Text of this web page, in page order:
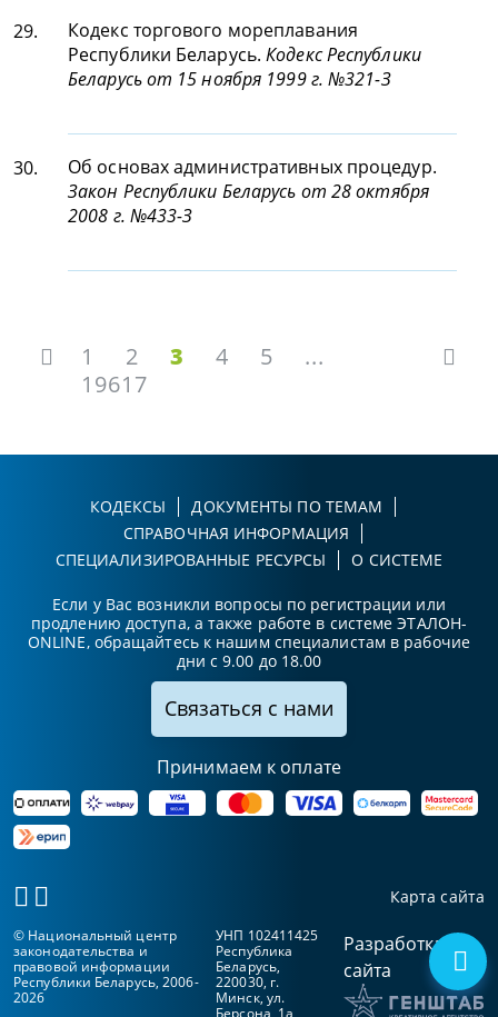
29.
Кодекс торгового мореплавания
Республики Беларусь.Кодекс Республики
Беларусь от 15 ноября 1999 г. №321-З
30.
Об основах административных процедур.
Закон Республики Беларусь от 28 октября
2008 г. №433-З
1 2 3 4 5
...
19617
КОДЕКСЫ
ДОКУМЕНТЫ ПО ТЕМАМ
СПРАВОЧНАЯ ИНФОРМАЦИЯ
СПЕЦИАЛИЗИРОВАННЫЕ РЕСУРСЫ
О СИСТЕМЕ
Если у Вас возникли вопросы по регистрации или
продлению доступа, а также работе в системе ЭТАЛОН-
ONLINE, обращайтесь к нашим специалистам в рабочие
дни с 9.00 до 18.00
Связаться с нами
Принимаем к оплате
Карта сайта
© Национальный центр
законодательства и
правовой информации
Республики Беларусь, 2006-
2026
УНП 102411425
Республика
Беларусь,
220030, г.
Минск, ул.
Разработка
сайта